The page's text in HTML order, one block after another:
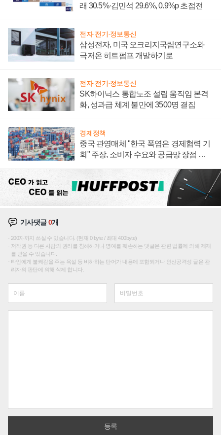
래 30.5%·김민석 29.6%, 0.9%p 초접전
전자·전기·정보통신
삼성전자, 미국 오크리지국립연구소와
극저온 히트펌프 개발하기로
전자·전기·정보통신
SK하이닉스 통합노조 설립 움직임 본격
화, 성과급 체계 불만에 3500명 결집
경제정책
중국 관영매체 "한국 폭염은 경제협력 기
회" 주장, 소비자 수요와 공급망 장점 강
기사댓글0개
200자까지 쓰실 수 있습니다. (현재 0 byte / 최대 400byte)
저작권 등 다른 사람의 권리를 침해하거나 명예를 훼손하는 댓글은 관련 법률에 의해 제재
를 받을 수 있습니다.
타인에게 불쾌감을 주는 욕설 등 비하하는 단어가 내용에 포함되거나 인신공격성 글은 관
리자의 판단에 의해 삭제 합니다.